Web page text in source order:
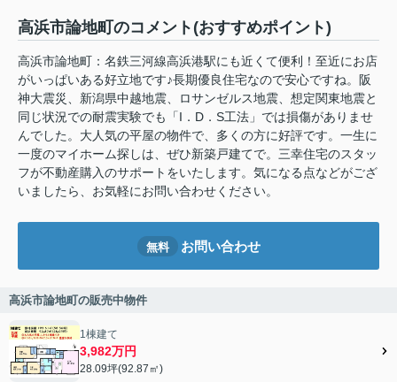
高浜市論地町のコメント(おすすめポイント)
高浜市論地町：名鉄三河線高浜港駅にも近くて便利！至近にお店
がいっぱいある好立地です♪長期優良住宅なので安心ですね。阪
神大震災、新潟県中越地震、ロサンゼルス地震、想定関東地震と
同じ状況での耐震実験でも「I．D．S工法」では損傷がありませ
んでした。大人気の平屋の物件で、多くの方に好評です。一生に
一度のマイホーム探しは、ぜひ新築戸建てで。三幸住宅のスタッ
フが不動産購入のサポートをいたします。気になる点などがござ
いましたら、お気軽にお問い合わせください。
無料 お問い合わせ
高浜市論地町の販売中物件
1棟建て
3,982万円
28.09坪(92.87㎡)